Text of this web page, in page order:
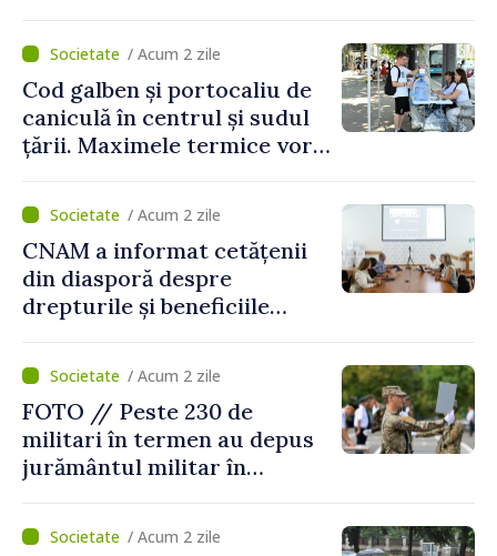
/ Acum 2 zile
Cod galben și portocaliu de
caniculă în centrul și sudul
țării. Maximele termice vor
/ Acum 2 zile
CNAM a informat cetățenii
din diasporă despre
drepturile și beneficiile
/ Acum 2 zile
FOTO // Peste 230 de
militari în termen au depus
jurământul militar în
/ Acum 2 zile